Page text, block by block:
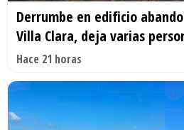
Derrumbe en edificio
Villa Clara, deja varias
Hace 21 horas